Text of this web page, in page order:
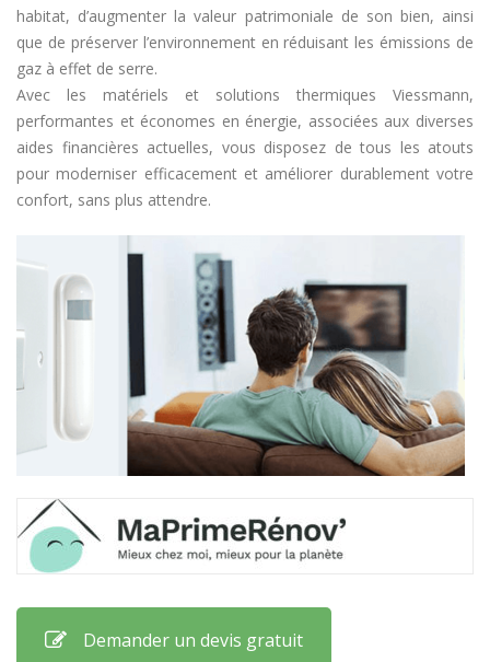
habitat, d’augmenter la valeur patrimoniale de son bien, ainsi
que de préserver l’environnement en réduisant les émissions de
gaz à effet de serre.
Avec les matériels et solutions thermiques Viessmann,
performantes et économes en énergie, associées aux diverses
aides financières actuelles, vous disposez de tous les atouts
pour moderniser efficacement et améliorer durablement votre
confort, sans plus attendre.
Demander un devis gratuit